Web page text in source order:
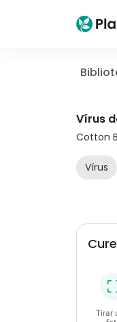
Vírus
Cotton
Vírus
Tirar